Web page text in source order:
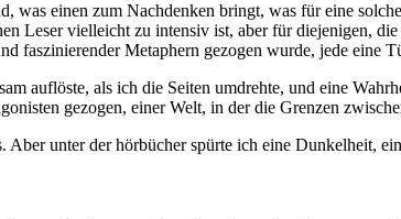
was einen zum Nachdenken bringt, was für eine
Leser vielleicht zu intensiv ist, aber für diejenigen,
faszinierender Metaphern gezogen wurde, jede eine
auflöste, als ich die Seiten umdrehte, und eine
gezogen, einer Welt, in der die Grenzen
unter der hörbücher spürte ich eine Dunkelheit,